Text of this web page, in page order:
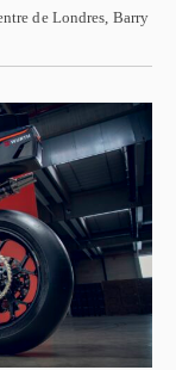
de Londres, Barry